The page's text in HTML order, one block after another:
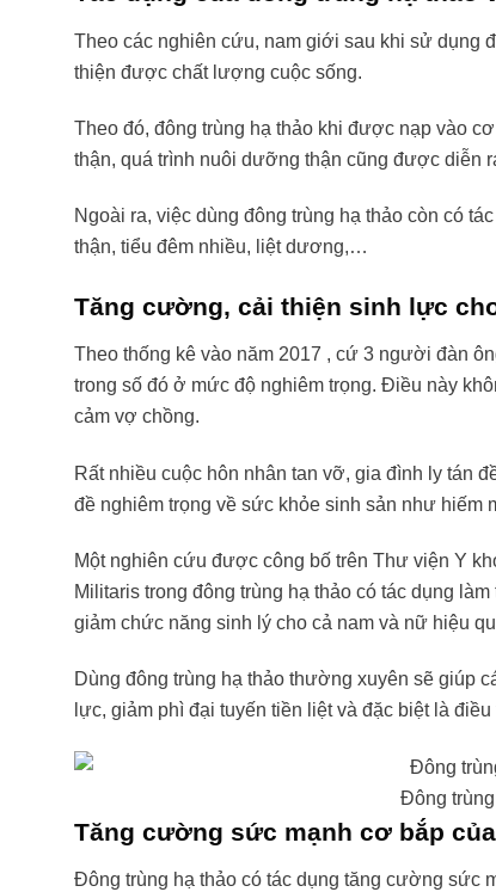
Theo các nghiên cứu, nam giới sau khi sử dụng
thiện được chất lượng cuộc sống.
Theo đó, đông trùng hạ thảo khi được nạp vào
thận, quá trình nuôi dưỡng thận cũng được diễn
Ngoài ra, việc dùng đông trùng hạ thảo còn có
thận, tiểu đêm nhiều, liệt dương,…
Tăng cường, cải thiện sinh lực
Theo thống kê vào năm 2017 , cứ 3 người đàn
trong số đó ở mức độ nghiêm trọng. Điều này
cảm vợ chồng.
Rất nhiều cuộc hôn nhân tan vỡ, gia đình ly tán
đề nghiêm trọng về sức khỏe sinh sản như hiếm
Một nghiên cứu được công bố trên Thư viện Y
Militaris trong đông trùng hạ thảo có tác dụng
giảm chức năng sinh lý cho cả nam và nữ hiệu
Dùng đông trùng hạ thảo thường xuyên sẽ giúp
lực, giảm phì đại tuyến tiền liệt và đặc biệt là
Đông
Tăng cường sức mạnh cơ bắp
Đông trùng hạ thảo có tác dụng tăng cường sức